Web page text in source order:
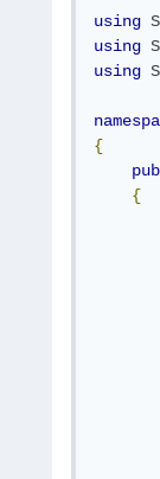
using
using
using
{
{